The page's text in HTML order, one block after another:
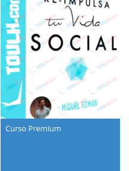
Curso Premium